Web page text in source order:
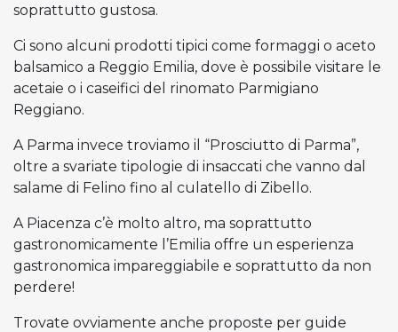
soprattutto gustosa.
Ci sono alcuni prodotti tipici come formaggi o aceto
balsamico a Reggio Emilia, dove è possibile visitare le
acetaie o i caseifici del rinomato Parmigiano
Reggiano.
A Parma invece troviamo il “Prosciutto di Parma”,
oltre a svariate tipologie di insaccati che vanno dal
salame di Felino fino al culatello di Zibello.
A Piacenza c’è molto altro, ma soprattutto
gastronomicamente l’Emilia offre un esperienza
gastronomica impareggiabile e soprattutto da non
perdere!
Trovate ovviamente anche proposte per guide